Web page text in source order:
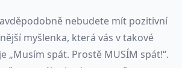
nebudete mít pozitivní
myšlenka, která vás v takové
„Musím spát. Prostě MUSÍM spát!“.